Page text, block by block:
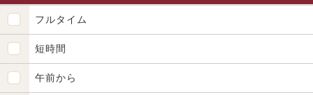
フルタイム
短時間
午前から